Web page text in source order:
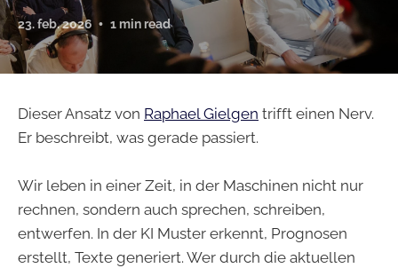
23. feb. 2026 1 min read
Dieser Ansatz von Raphael Gielgen trifft einen Nerv.
Er beschreibt, was gerade passiert.
Wir leben in einer Zeit, in der Maschinen nicht nur
rechnen, sondern auch sprechen, schreiben,
entwerfen. In der KI Muster erkennt, Prognosen
erstellt, Texte generiert. Wer durch die aktuellen